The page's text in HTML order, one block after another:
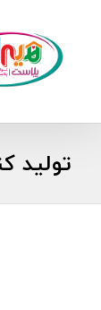
تولید